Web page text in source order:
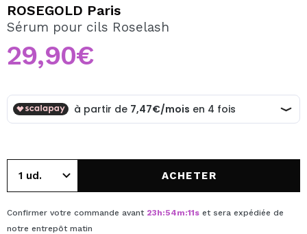
En créant un compte sur Maquibeauty.fr vous pourrez
effectuer vos achats rapidement, vérifier l'état de vos
commandes et consulter vos opérations précédentes.
CRÉER UN COMPTE
ROSEGOLD Paris
Sérum pour cils Roselash
29,90€
ACHETER
Confirmer votre commande avant 23h:54m:11s et sera expédiée de
notre entrepôt matin